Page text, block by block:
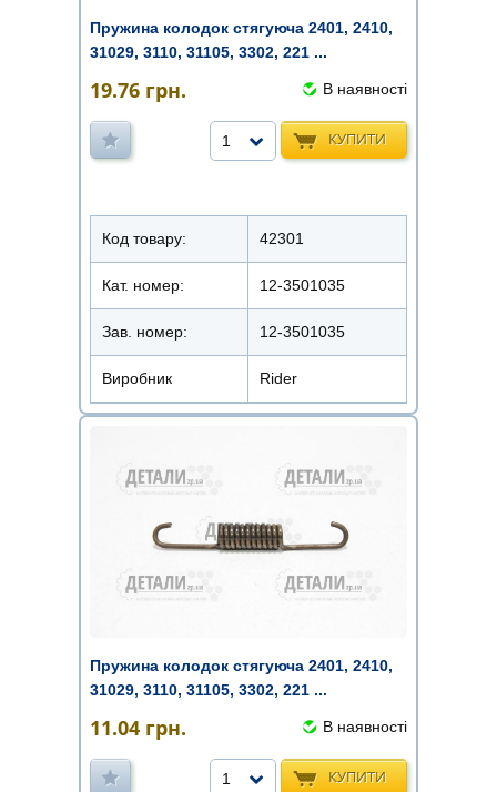
Пружина колодок стягуюча 2401, 2410,
31029, 3110, 31105, 3302, 221 ...
19.76 грн. В наявності
КУПИТИ
1
Код товару: 42301
Кат. номер: 12-3501035
Зав. номер: 12-3501035
Виробник Rider
Пружина колодок стягуюча 2401, 2410,
31029, 3110, 31105, 3302, 221 ...
11.04 грн. В наявності
КУПИТИ
1